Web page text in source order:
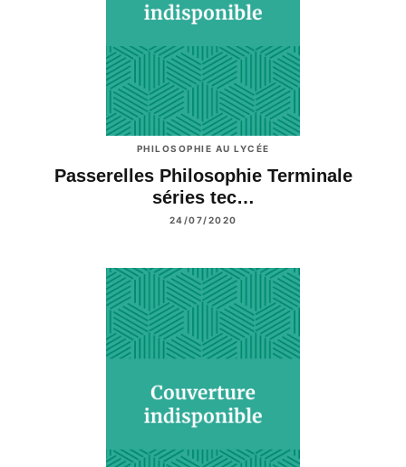
PHILOSOPHIE AU LYCÉE
Passerelles Philosophie Terminale
séries tec…
24/07/2020